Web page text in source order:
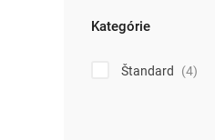
Kategórie
Štandard (4)